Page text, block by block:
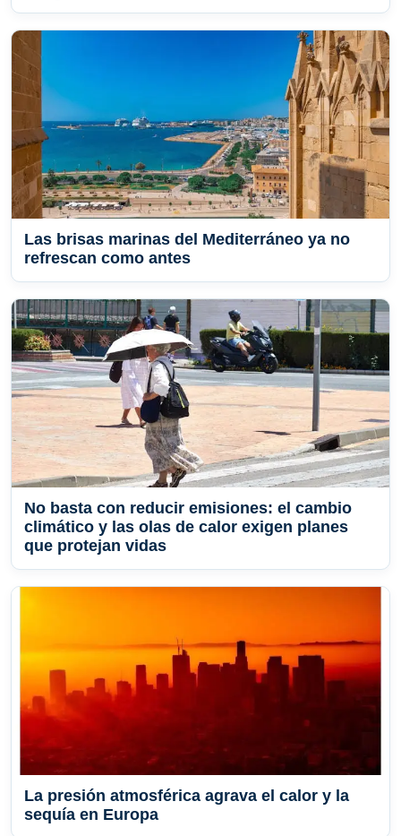
Las brisas marinas del Mediterráneo ya no
refrescan como antes
No basta con reducir emisiones: el cambio
climático y las olas de calor exigen planes
que protejan vidas
La presión atmosférica agrava el calor y la
sequía en Europa